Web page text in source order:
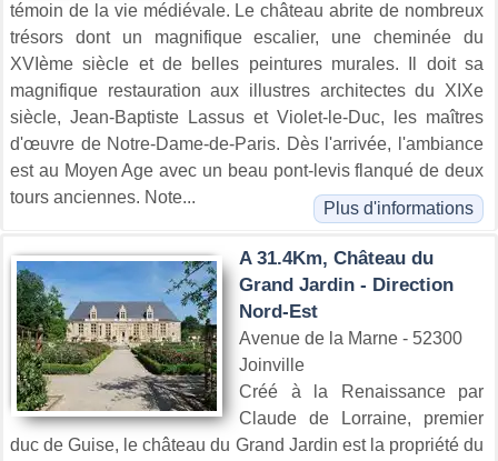
témoin de la vie médiévale. Le château abrite de nombreux
trésors dont un magnifique escalier, une cheminée du
XVIème siècle et de belles peintures murales. Il doit sa
magnifique restauration aux illustres architectes du XIXe
siècle, Jean-Baptiste Lassus et Violet-le-Duc, les maîtres
d'œuvre de Notre-Dame-de-Paris. Dès l'arrivée, l'ambiance
est au Moyen Age avec un beau pont-levis flanqué de deux
tours anciennes. Note...
Plus d'informations
A 31.4Km, Château du
Grand Jardin - Direction
Nord-Est
Avenue de la Marne - 52300
Joinville
Créé à la Renaissance par
Claude de Lorraine, premier
duc de Guise, le château du Grand Jardin est la propriété du